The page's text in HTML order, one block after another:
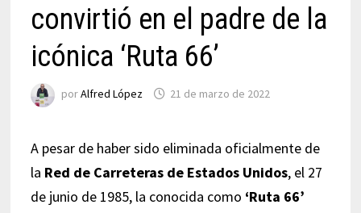
convirtió en el padre de la
icónica ‘Ruta 66’
porAlfred López 21 de marzo de 2022
A pesar de haber sido eliminada oficialmente de
la Red de Carreteras de Estados Unidos, el 27
de junio de 1985, la conocida como ‘Ruta 66’